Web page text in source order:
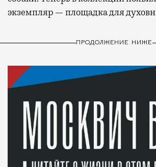
экземпляр — площадка для
ПРОДОЛЖЕНИЕ НИЖЕ